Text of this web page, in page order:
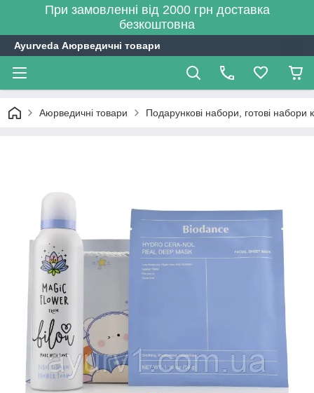
При замовленні від 2000 грн доставка
безкоштовна
Ayurveda Аюрведичні товари
Аюрведичні товари Подарункові набори, готові набори